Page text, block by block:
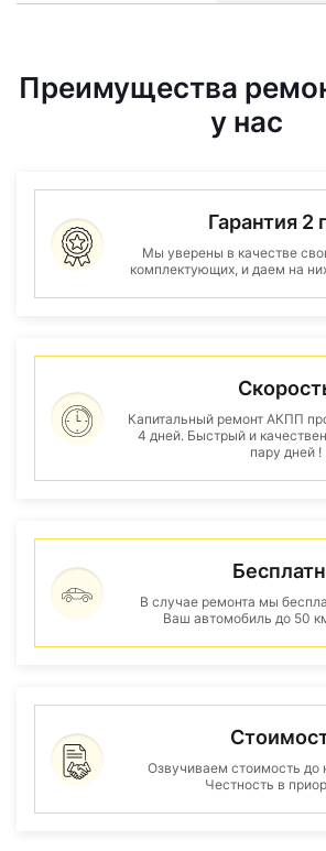
Преимущества
у нас
Гарантия 2
Мы уверены в качестве
комплектующих, и даем на
Капитальный ремонт АКПП
4 дней. Быстрый и
пару дней !
В случае ремонта мы
Ваш автомобиль до 50
Озвучиваем стоимость до
Честность в